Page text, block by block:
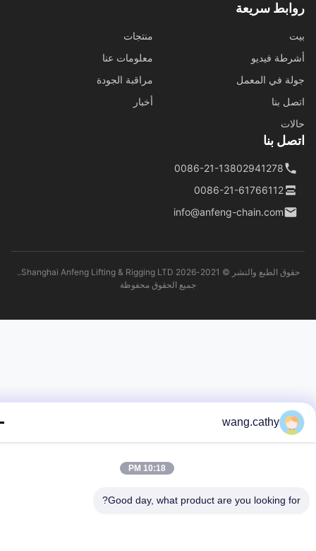
سريعة
منتجات
فيديو
معلومات عنا
في المعمل
مراقبة الجودة
بنا
بنا
0086-21-13802941278
0086-21-61766112
info@anfeng-chain.com
حقوق الطبع والنشر © 2021-2026 Shanghai Anfeng Lifting & Rigging LTD..
جميع الحقوق محفوظة
wang.cathy
10:18 PM
Good day, what product are you looking